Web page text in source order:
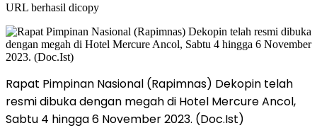
URL berhasil dicopy
Rapat Pimpinan Nasional (Rapimnas) Dekopin telah
resmi dibuka dengan megah di Hotel Mercure Ancol,
Sabtu 4 hingga 6 November 2023. (Doc.Ist)